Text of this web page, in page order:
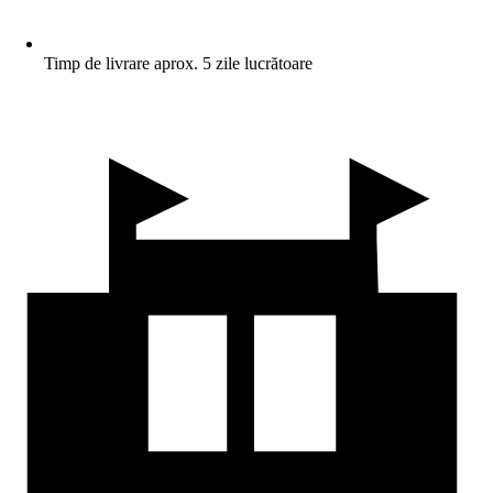
Timp de livrare aprox. 5 zile lucrătoare